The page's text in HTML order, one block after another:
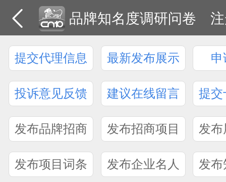
品牌知名度调研问卷
提交代理信息 最新发布展示 申
投诉意见反馈 建议在线留言 提交
发布品牌招商 发布招商项目 发
发布项目词条 发布企业名人 发